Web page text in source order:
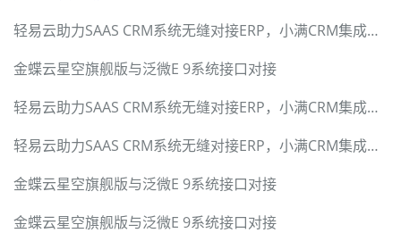
轻易云助力SAAS CRM系统无缝对接ERP，小满CRM集成标准套件
金蝶云星空旗舰版与泛微E 9系统接口对接
轻易云助力SAAS CRM系统无缝对接ERP，小满CRM集成标准套件
轻易云助力SAAS CRM系统无缝对接ERP，小满CRM集成标准套件
金蝶云星空旗舰版与泛微E 9系统接口对接
金蝶云星空旗舰版与泛微E 9系统接口对接